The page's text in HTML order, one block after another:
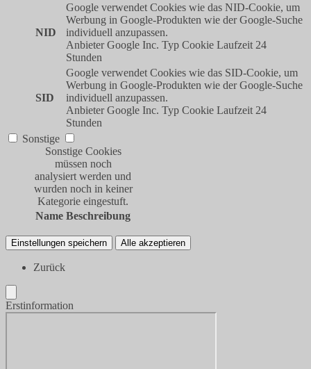
NID
Google verwendet Cookies wie das NID-Cookie, um
Werbung in Google-Produkten wie der Google-Suche
individuell anzupassen.
Anbieter Google Inc. Typ Cookie Laufzeit 24
Stunden
SID
Google verwendet Cookies wie das SID-Cookie, um
Werbung in Google-Produkten wie der Google-Suche
individuell anzupassen.
Anbieter Google Inc. Typ Cookie Laufzeit 24
Stunden
Sonstige
Sonstige Cookies
müssen noch
analysiert werden und
wurden noch in keiner
Kategorie eingestuft.
Name Beschreibung
Einstellungen speichern Alle akzeptieren
Zurück
Erstinformation